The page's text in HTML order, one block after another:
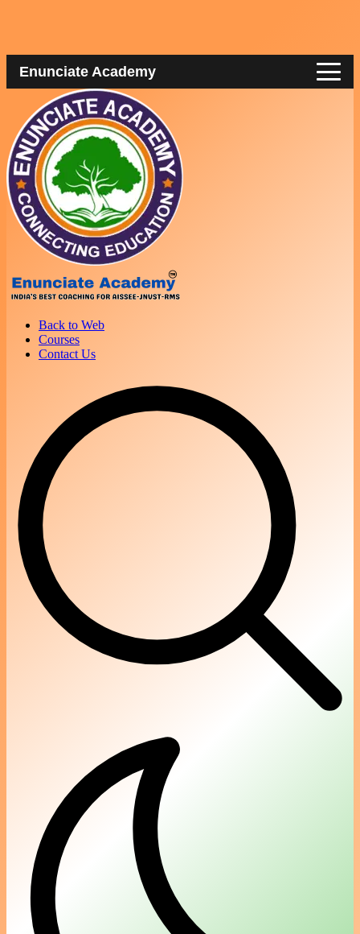
Enunciate Academy
Back to Web
Courses
Contact Us